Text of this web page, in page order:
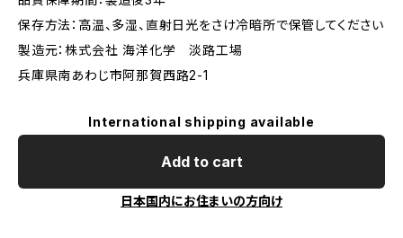
保存方法：高温、多湿、直射日光をさけ冷暗所で保管してください
製造元：株式会社 海洋化学 淡路工場
兵庫県南あわじ市阿那賀西路2-1
International shipping available
Add to cart
日本国内にお住まいの方向け